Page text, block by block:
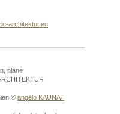
architektur.eu
pläne
© angelo KAUNAT